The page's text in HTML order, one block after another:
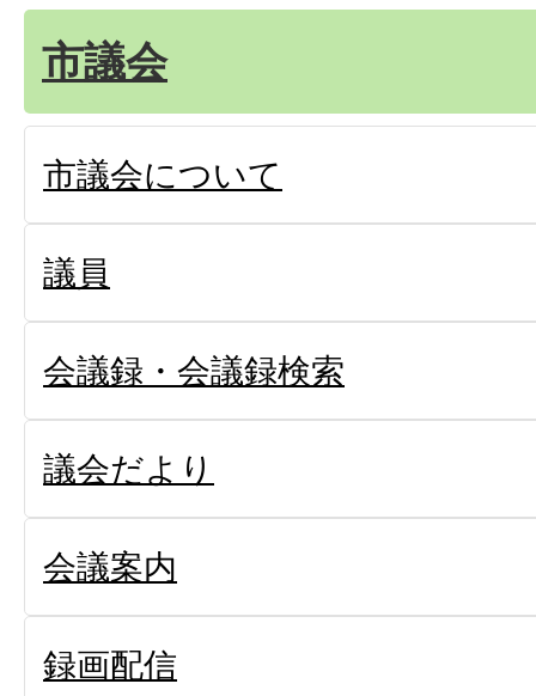
市議会
市議会について
議員
会議録・会議録検索
議会だより
会議案内
録画配信